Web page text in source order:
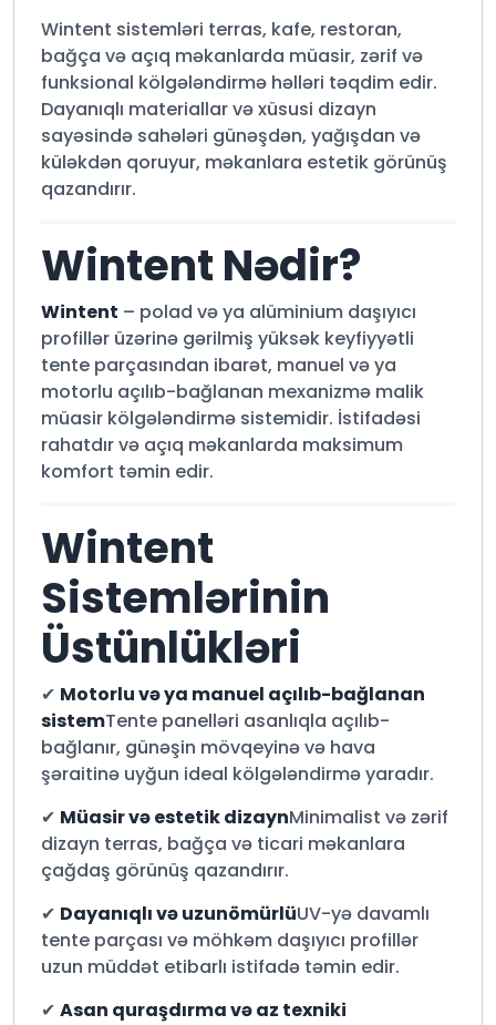
Wintent sistemləri terras, kafe, restoran,
bağça və açıq məkanlarda müasir, zərif və
funksional kölgələndirmə həlləri təqdim edir.
Dayanıqlı materiallar və xüsusi dizayn
sayəsində sahələri günəşdən, yağışdan və
küləkdən qoruyur, məkanlara estetik görünüş
qazandırır.
Wintent Nədir?
Wintent – polad və ya alüminium daşıyıcı
profillər üzərinə gərilmiş yüksək keyfiyyətli
tente parçasından ibarət, manuel və ya
motorlu açılıb-bağlanan mexanizmə malik
müasir kölgələndirmə sistemidir. İstifadəsi
rahatdır və açıq məkanlarda maksimum
komfort təmin edir.
Wintent
Sistemlərinin
Üstünlükləri
✔ Motorlu və ya manuel açılıb-bağlanan
sistemTente panelləri asanlıqla açılıb-
bağlanır, günəşin mövqeyinə və hava
şəraitinə uyğun ideal kölgələndirmə yaradır.
✔ Müasir və estetik dizaynMinimalist və zərif
dizayn terras, bağça və ticari məkanlara
çağdaş görünüş qazandırır.
✔ Dayanıqlı və uzunömürlüUV-yə davamlı
tente parçası və möhkəm daşıyıcı profillər
uzun müddət etibarlı istifadə təmin edir.
✔ Asan quraşdırma və az texniki